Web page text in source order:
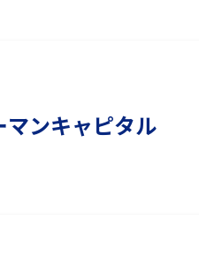
マンキャピタル